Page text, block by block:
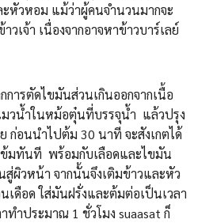
ะหัวหอม แม้ว่าผู้คนจำนวนมากจะ
เจ้า เนื่องจากอาจหาข้าวบาร์เลย์
การตัดไขมันส่วนเกินออกจากเนื้อ
วน้ำในหม้อตุ๋นที่บรรจุน้ำ แล้วปรุง
ก่อนนำไปต้ม 30 นาที จะสังเกตได้
ข้มทันที พร้อมกับเลือดและไขมัน
ผิวหน้า จากนั้นจึงเติมข้าวและหัว
ดือด ใส่มันฝรั่งและต้มต่อเป็นเวลา
ทำประมาณ 1 ชั่วโมง suaasat ก็